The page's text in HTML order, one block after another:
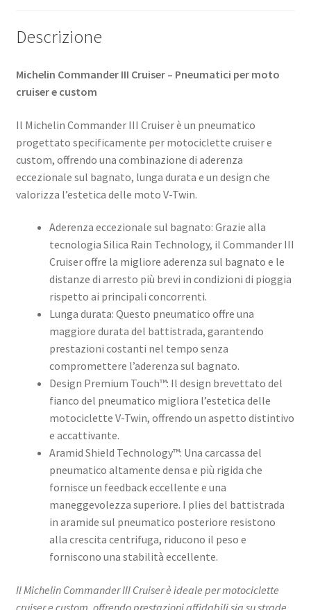
Descrizione
Michelin Commander III Cruiser – Pneumatici per moto
cruiser e custom
Il Michelin Commander III Cruiser è un pneumatico
progettato specificamente per motociclette cruiser e
custom, offrendo una combinazione di aderenza
eccezionale sul bagnato, lunga durata e un design che
valorizza l’estetica delle moto V-Twin.
Aderenza eccezionale sul bagnato: Grazie alla
tecnologia Silica Rain Technology, il Commander III
Cruiser offre la migliore aderenza sul bagnato e le
distanze di arresto più brevi in condizioni di pioggia
rispetto ai principali concorrenti.
Lunga durata: Questo pneumatico offre una
maggiore durata del battistrada, garantendo
prestazioni costanti nel tempo senza
compromettere l’aderenza sul bagnato.
Design Premium Touch™: Il design brevettato del
fianco del pneumatico migliora l’estetica delle
motociclette V-Twin, offrendo un aspetto distintivo
e accattivante.
Aramid Shield Technology™: Una carcassa del
pneumatico altamente densa e più rigida che
fornisce un feedback eccellente e una
maneggevolezza superiore. I plies del battistrada
in aramide sul pneumatico posteriore resistono
alla crescita centrifuga, riducono il peso e
forniscono una stabilità eccellente.
Il Michelin Commander III Cruiser è ideale per motociclette
cruiser e custom, offrendo prestazioni affidabili sia su strade